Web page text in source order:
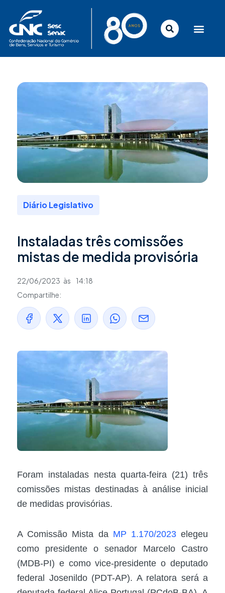
conteúdo
Diário Legislativo
Instaladas três comissões
mistas de medida provisória
22/06/2023 às
14:18
Compartilhe:
Foram instaladas nesta quarta-feira (21) três
comissões mistas destinadas à análise inicial
de medidas provisórias.
A Comissão Mista da MP 1.170/2023elegeu
como presidente o senador Marcelo Castro
(MDB-PI) e como vice-presidente o deputado
federal Josenildo (PDT-AP). A relatora será a